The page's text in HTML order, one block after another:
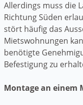
Allerdings muss die
Richtung Süden
stört häufig das
Mietswohnungen
benötigte
Befestigung zu
Montage an einem